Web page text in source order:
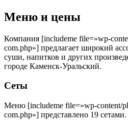
Меню и цены
Компания [includeme file=»wp-
com.php»] предлагает широкий
суши, напитков и других
городе Каменск-Уральский.
Сеты
Меню [includeme file=»wp-content/
com.php»] представлено 19 сетами.